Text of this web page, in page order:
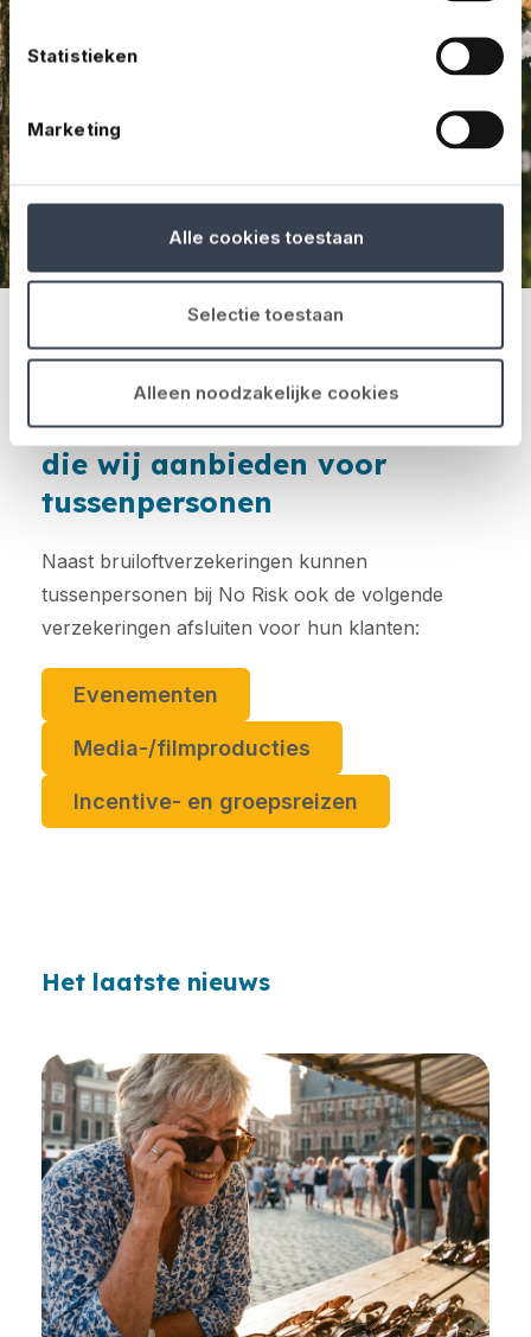
Statistieken
Marketing
Alle cookies toestaan
Selectie toestaan
Alleen noodzakelijke cookies
Andere niche-verzekeringen
die wij aanbieden voor
tussenpersonen
Naast bruiloftverzekeringen kunnen
tussenpersonen bij No Risk ook de volgende
verzekeringen afsluiten voor hun klanten:
Evenementen
Media-/filmproducties
Incentive- en groepsreizen
Het laatste nieuws